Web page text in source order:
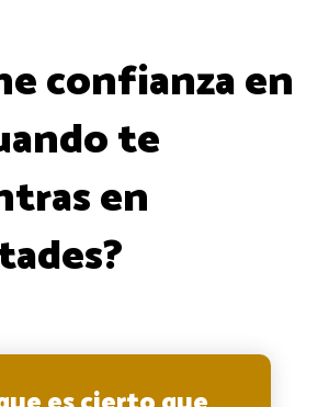
confianza en
te
en